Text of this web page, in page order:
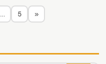
… 5 »